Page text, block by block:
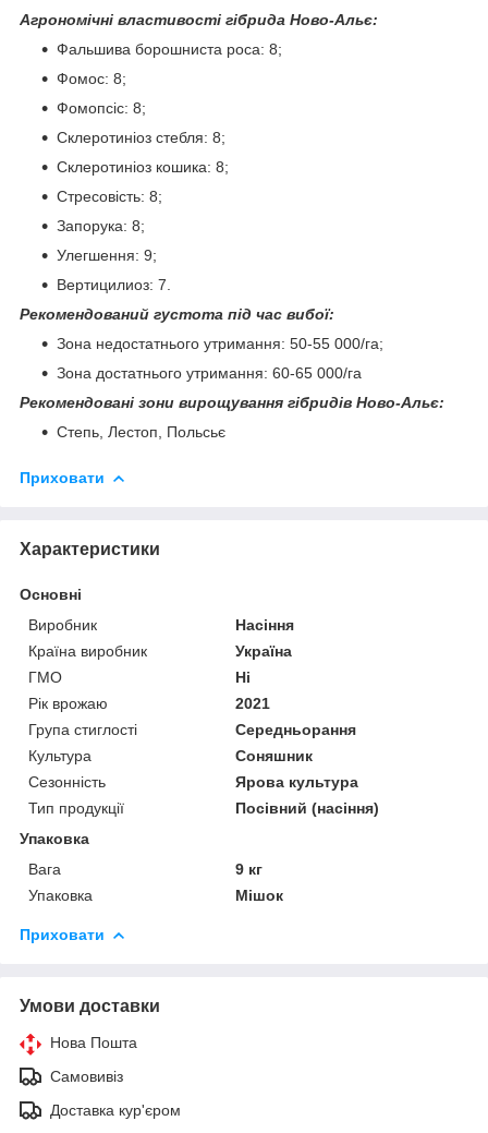
Агрономічні властивості гібрида Ново-Альє:
Фальшива борошниста роса: 8;
Фомос: 8;
Фомопсіс: 8;
Склеротиніоз стебля: 8;
Склеротиніоз кошика: 8;
Стресовість: 8;
Запорука: 8;
Улегшення: 9;
Вертицилиоз: 7.
Рекомендований густота під час вибої:
Зона недостатнього утримання: 50-55 000/га;
Зона достатнього утримання: 60-65 000/га
Рекомендовані зони вирощування гібридів Ново-Альє:
Степь, Лестоп, Польсьє
Приховати
Характеристики
Основні
Виробник
Насіння
Країна виробник
Україна
ГМО
Ні
Рік врожаю
2021
Група стиглості
Середньорання
Культура
Соняшник
Сезонність
Ярова культура
Тип продукції
Посівний (насіння)
Упаковка
Вага
9 кг
Упаковка
Мішок
Приховати
Умови доставки
Нова Пошта
Самовивіз
Доставка кур'єром